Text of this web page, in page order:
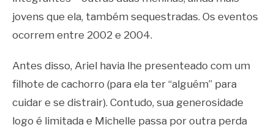
jovens que ela, também sequestradas. Os eventos
ocorrem entre 2002 e 2004.
Antes disso, Ariel havia lhe presenteado com um
filhote de cachorro (para ela ter “alguém” para
cuidar e se distrair). Contudo, sua generosidade
logo é limitada e Michelle passa por outra perda